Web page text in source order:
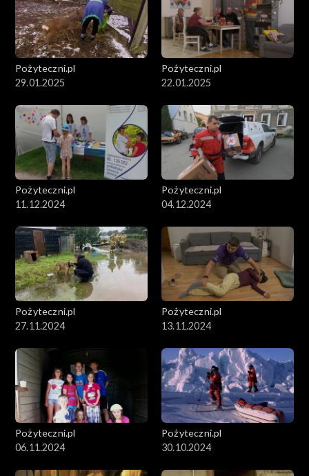
Pożyteczni.pl
29.01.2025
Pożyteczni.pl
22.01.2025
Pożyteczni.pl
11.12.2024
Pożyteczni.pl
04.12.2024
Pożyteczni.pl
27.11.2024
Pożyteczni.pl
13.11.2024
Pożyteczni.pl
06.11.2024
Pożyteczni.pl
30.10.2024